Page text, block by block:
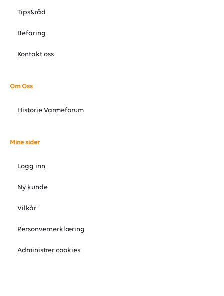
Tips&råd
Befaring
Kontakt oss
Om Oss
Historie Varmeforum
Mine sider
Logg inn
Ny kunde
Vilkår
Personvernerklæring
Administrer cookies